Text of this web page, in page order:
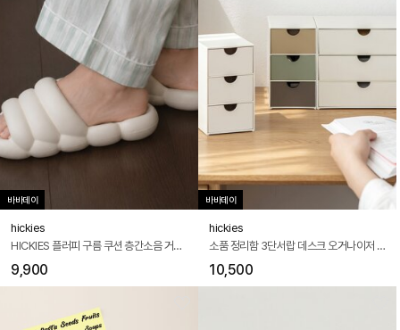
바바데이
hickies
HICKIES 플러피 구름 쿠션 층간소음 거실 사무실 실내화 슬리퍼 GYM
9,900
바바데이
hickies
소품 정리함 3단서랍 데스크 오거나이저 DO120 CUTE
10,500